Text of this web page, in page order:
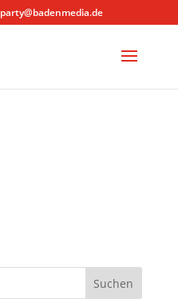
party@badenmedia.de